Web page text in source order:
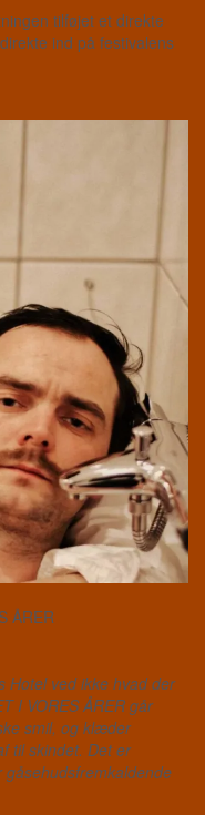
tilføjet et direkte
ind på festivalens
ÅRER
ved ikke hvad der
I VORES ÅRER går
smil, og klæder
til skindet. Det er